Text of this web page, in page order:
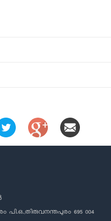
695 004